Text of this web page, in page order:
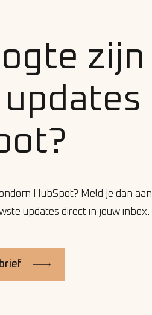
zijn
HubSpot? Meld je dan aan
updates direct in jouw inbox.